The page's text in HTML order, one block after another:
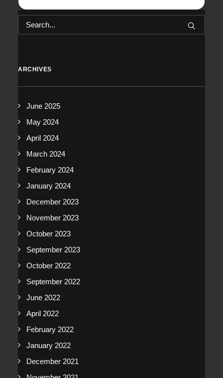
ARCHIVES
June 2025
May 2024
April 2024
March 2024
February 2024
January 2024
December 2023
November 2023
October 2023
September 2023
October 2022
September 2022
June 2022
April 2022
February 2022
January 2022
December 2021